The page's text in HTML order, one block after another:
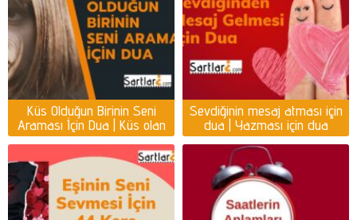
Küs Olduğun Birinin Seni
Araması İçin Dua | Küs olan
kişiyi ayağına getirmek için
dua
Sevdiğinin mesaj atması için
dua | Yazması için dua